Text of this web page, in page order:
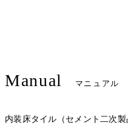
Manual マニュアル
内装床タイル（セメント二次